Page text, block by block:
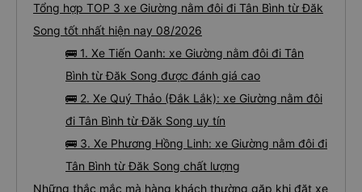
Tổng hợp TOP 3 xe Giường nằm đôi đi Tân Bình từ Đăk
Song tốt nhất hiện nay 08/2026
🚌 1. Xe Tiến Oanh: xe Giường nằm đôi đi Tân
Bình từ Đăk Song được đánh giá cao
🚌 2. Xe Quý Thảo (Đắk Lắk): xe Giường nằm đôi
đi Tân Bình từ Đăk Song uy tín
🚌 3. Xe Phương Hồng Linh: xe Giường nằm đôi đi
Tân Bình từ Đăk Song chất lượng
Những thắc mắc mà hàng khách thường gặp khi đặt xe